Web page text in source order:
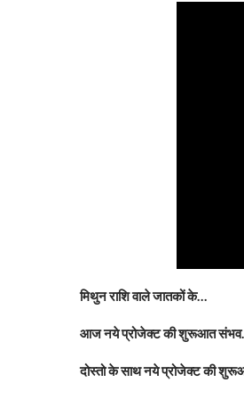
मिथुन राशि वाले जातकों के…
आज नये प्रोजेक्ट की शुरूआत
दोस्तो के साथ नये प्रोजेक्ट की